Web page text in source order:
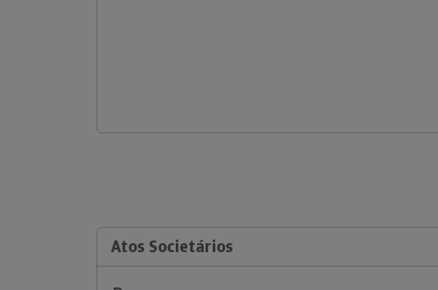
Atos Societários